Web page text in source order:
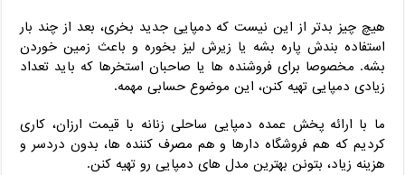
هیچ چیز بدتر از این نیست که دمپایی جدید بخری، بعد از چند بار
استفاده بندش پاره بشه یا زیرش لیز بخوره و باعث زمین خوردن
بشه. مخصوصا برای فروشنده ‌ها یا صاحبان استخرها که باید تعداد
زیادی دمپایی تهیه کنن، این موضوع حسابی مهمه.
ما با ارائه پخش عمده دمپایی ساحلی زنانه با قیمت ارزان، کاری
کردیم که هم فروشگاه ‌دارها و هم مصرف ‌کننده‌ ها، بدون دردسر و
هزینه زیاد، بتونن بهترین مدل‌ های دمپایی رو تهیه کنن.